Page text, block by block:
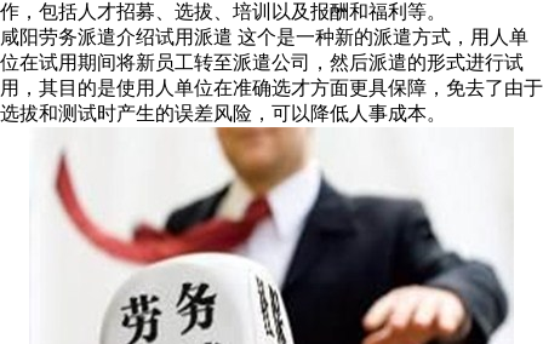
作，包括人才招募、选拔、培训以及报酬和福利等。
咸阳劳务派遣介绍试用派遣 这个是一种新的派遣方式，用人单
位在试用期间将新员工转至派遣公司，然后派遣的形式进行试
用，其目的是使用人单位在准确选才方面更具保障，免去了由于
选拔和测试时产生的误差风险，可以降低人事成本。